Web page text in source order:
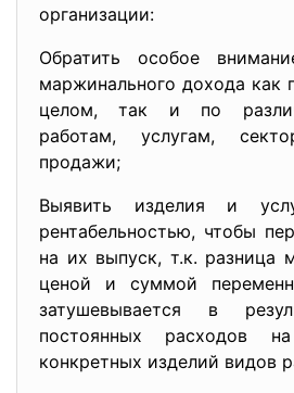
организации:
Обратить особое
маржинального дохода как
целом, так и по
работам, услугам,
продажи;
Выявить изделия и
рентабельностью, чтобы
на их выпуск, т.к. разница
ценой и суммой
затушевывается в
постоянных расходов
конкретных изделий видов